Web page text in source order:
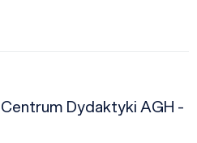
Dydaktyki AGH -